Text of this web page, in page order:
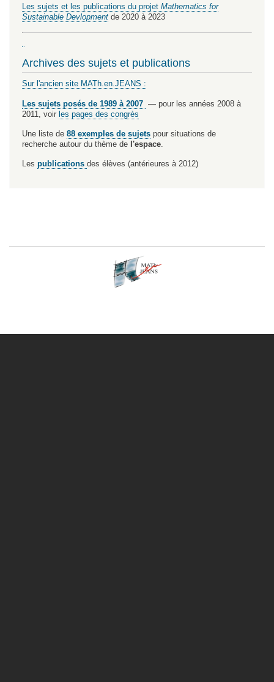
Les sujets et les publications du projet Mathematics for
Sustainable Devlopment de 2020 à 2023
Archives des sujets et publications
Sur l'ancien site MATh.en.JEANS :
Les sujets posés de 1989 à 2007 — pour les années 2008 à
2011, voir les pages des congrès
Une liste de 88 exemples de sujets pour situations de
recherche autour du thème de l'espace.
Les publications des élèves (antérieures à 2012)